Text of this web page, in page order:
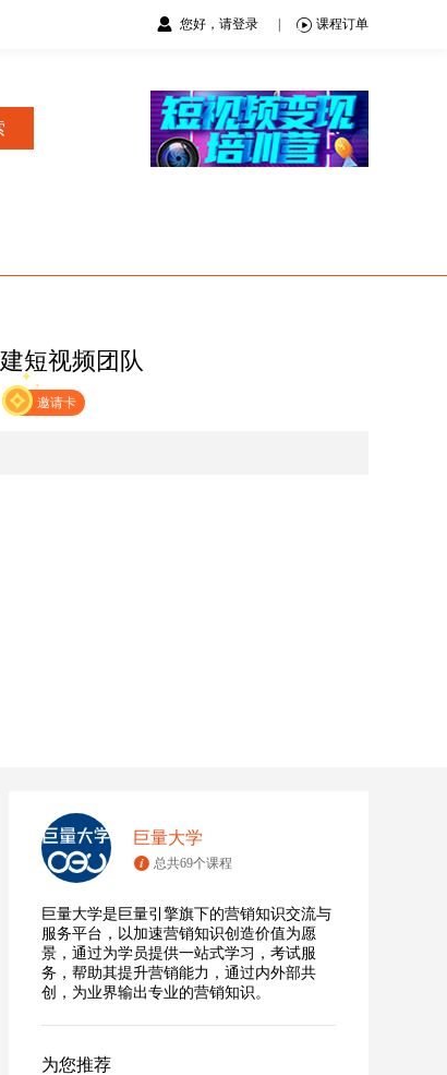
您好，请登录 课程订单
短视频团队
邀请卡
巨量大学
总共69个课程
巨量大学是巨量引擎旗下的营销知识交流与
服务平台，以加速营销知识创造价值为愿
景，通过为学员提供一站式学习，考试服
务，帮助其提升营销能力，通过内外部共
创，为业界输出专业的营销知识。
为您推荐